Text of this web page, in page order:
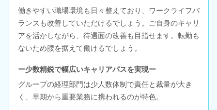
働きやすい職場環境も日々整えており、ワークライフバ
ランスも改善していただけるでしょう。ご自身のキャリ
アを活かしながら、待遇面の改善も目指せます。転勤も
ないため腰を据えて働けるでしょう。
ー少数精鋭で幅広いキャリアパスを実現ー
グループの経理部門は少人数体制で責任と裁量が大き
く、早期から重要業務に携われるのが特色。